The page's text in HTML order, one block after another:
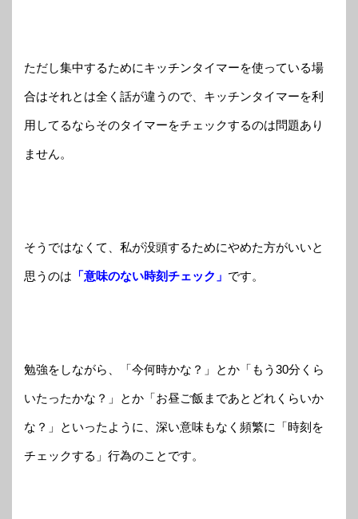
ただし集中するためにキッチンタイマーを使っている場
合はそれとは全く話が違うので、キッチンタイマーを利
用してるならそのタイマーをチェックするのは問題あり
ません。
そうではなくて、私が没頭するためにやめた方がいいと
思うのは 「意味のない時刻チェック」 です。
勉強をしながら、「今何時かな？」とか「もう30分くら
いたったかな？」とか「お昼ご飯まであとどれくらいか
な？」といったように、深い意味もなく頻繁に「時刻を
チェックする」行為のことです。